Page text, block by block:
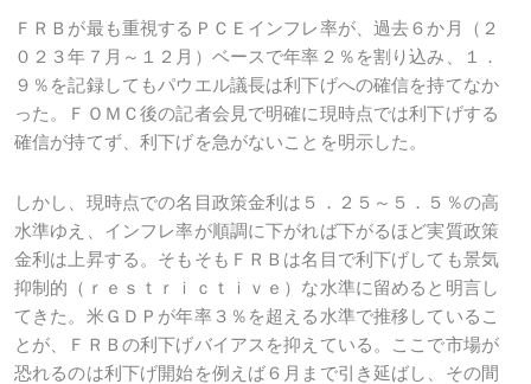
ＦＲＢが最も重視するＰＣＥインフレ率が、過去６か月（２
０２３年７月～１２月）ベースで年率２％を割り込み、１．
９％を記録してもパウエル議長は利下げへの確信を持てなか
った。ＦＯＭＣ後の記者会見で明確に現時点では利下げする
確信が持てず、利下げを急がないことを明示した。
しかし、現時点での名目政策金利は５．２５～５．５％の高
水準ゆえ、インフレ率が順調に下がれば下がるほど実質政策
金利は上昇する。そもそもＦＲＢは名目で利下げしても景気
抑制的（ｒｅｓｔｒｉｃｔｉｖｅ）な水準に留めると明言し
てきた。米ＧＤＰが年率３％を超える水準で推移しているこ
とが、ＦＲＢの利下げバイアスを抑えている。ここで市場が
恐れるのは利下げ開始を例えば６月まで引き延ばし、その間